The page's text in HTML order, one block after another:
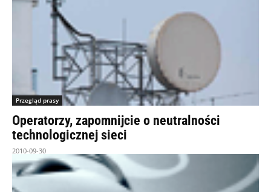
Przegląd prasy
Operatorzy, zapomnijcie o neutralności
technologicznej sieci
2010-09-30